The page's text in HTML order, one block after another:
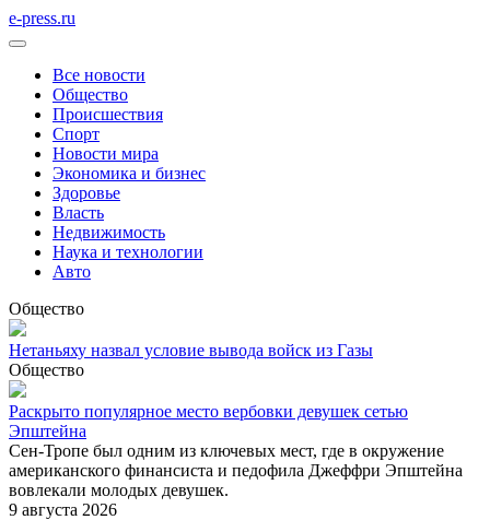
e-press.ru
Все новости
Общество
Происшествия
Спорт
Новости мира
Экономика и бизнес
Здоровье
Власть
Недвижимость
Наука и технологии
Авто
Общество
Нетаньяху назвал условие вывода войск из Газы
Общество
Раскрыто популярное место вербовки девушек сетью
Эпштейна
Сен-Тропе был одним из ключевых мест, где в окружение
американского финансиста и педофила Джеффри Эпштейна
вовлекали молодых девушек.
9 августа 2026